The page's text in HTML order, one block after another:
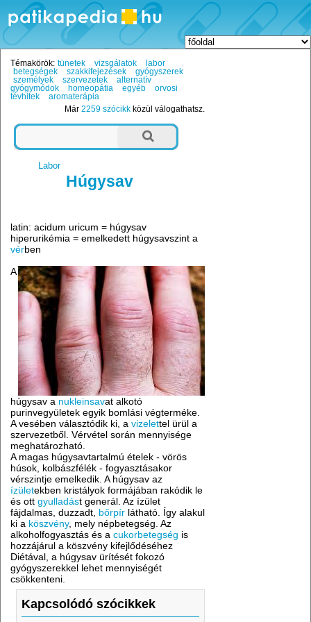
Témakörök: tünetek vizsgálatok
labor
betegségek
szakkifejezések
gyógyszerek
személyek
szervezetek
alternatív
gyógymódok
homeopátia egyéb
orvosi
tévhitek
aromaterápia
Már2259 szócikk közül válogathatsz.
Labor
Húgysav
latin: acidum uricum = húgysav
hiperurikémia = emelkedett húgysavszint a
vérben
A
húgysav a nukleinsavat alkotó
purinvegyületek egyik bomlási végterméke.
A vesében választódik ki, avizelettel ürül a
szervezetből. Vérvétel során mennyisége
meghatározható.
A magas húgysavtartalmú ételek - vörös
húsok, kolbászfélék - fogyasztásakor
vérszintje emelkedik. A húgysav az
ízületekben kristályok formájában rakódik le
és ottgyulladást generál. Az ízület
fájdalmas, duzzadt, bőrpír látható. Így alakul
ki a köszvény, mely népbetegség. Az
alkoholfogyasztás és acukorbetegség is
hozzájárul a köszvény kifejlődéséhez
Diétával, a húgysav ürítését fokozó
gyógyszerekkel lehet mennyiségét
csökkenteni.
Kapcsolódó szócikkek